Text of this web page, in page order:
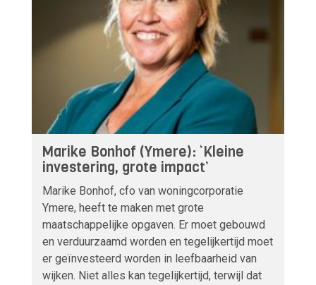
Marike Bonhof (Ymere): ‘Kleine
investering, grote impact’
Marike Bonhof, cfo van woningcorporatie
Ymere, heeft te maken met grote
maatschappelijke opgaven. Er moet gebouwd
en verduurzaamd worden en tegelijkertijd moet
er geïnvesteerd worden in leefbaarheid van
wijken. Niet alles kan tegelijkertijd, terwijl dat